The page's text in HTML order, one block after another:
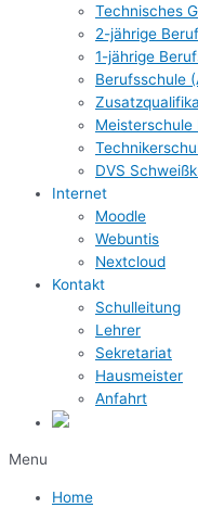
Technisches
2-jährige
1-jährige
Berufsschule
Meisterschule
DVS
Internet
Moodle
Webuntis
Nextcloud
Kontakt
Schulleitung
Lehrer
Sekretariat
Hausmeister
Anfahrt
Menu
Home